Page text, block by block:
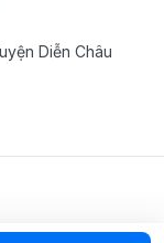
Diễn Châu